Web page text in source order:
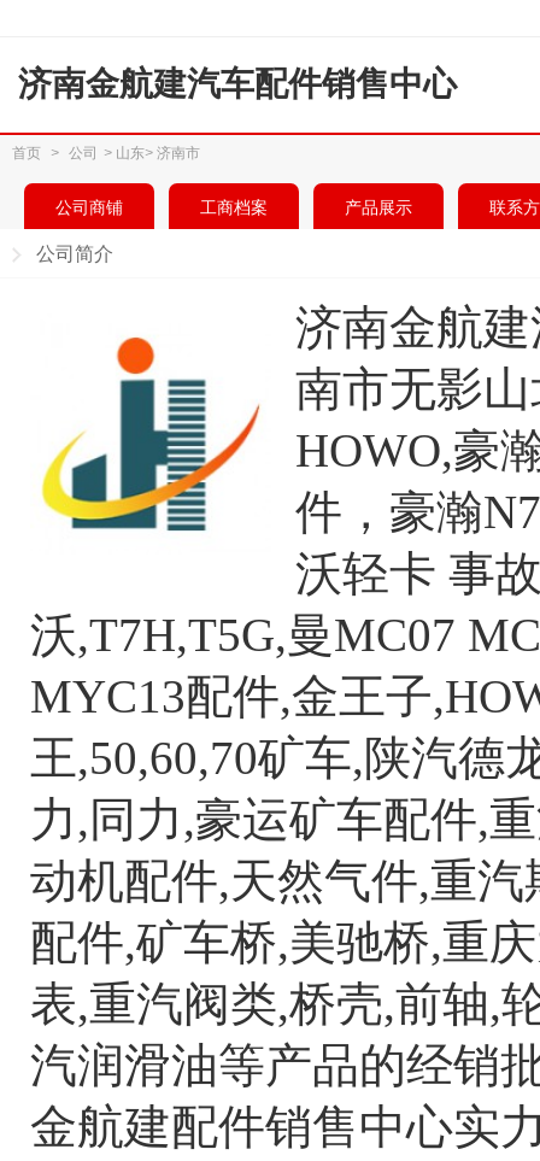
济南金航建汽车配件销售中心
首页 > 公司 > 山东> 济南市
公司商铺 工商档案 产品展示 联系
公司简介
济南金航
南市无影
HOWO,豪
件，豪瀚
沃轻卡 事
沃,T7H,T5G,曼MC07
MYC13配件,金王子
王,50,60,70矿车,陕汽德
力,同力,豪运矿车配件,
动机配件,天然气件,重
配件,矿车桥,美驰桥,重
表,重汽阀类,桥壳,前轴,
汽润滑油等产品的经销
金航建配件销售中心实